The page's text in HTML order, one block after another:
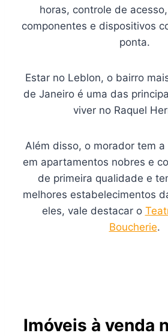
horas, controle de
componentes e dispositivos
ponta.
Estar no Leblon, o bairro
de Janeiro é uma das
viver no Raquel
Além disso, o morador tem
em apartamentos nobres e
de primeira qualidade e
melhores estabelecimentos
eles, vale destacar o
Boucherie.
Imóveis à venda